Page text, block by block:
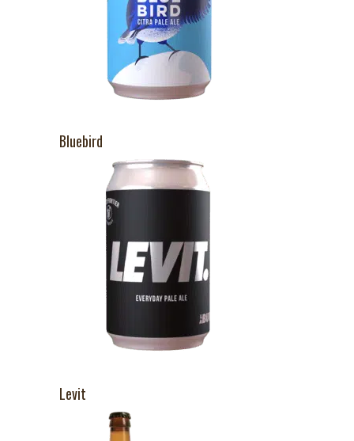
Bluebird
Levit